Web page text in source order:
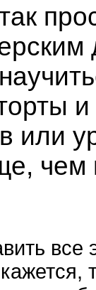
или
чем
все